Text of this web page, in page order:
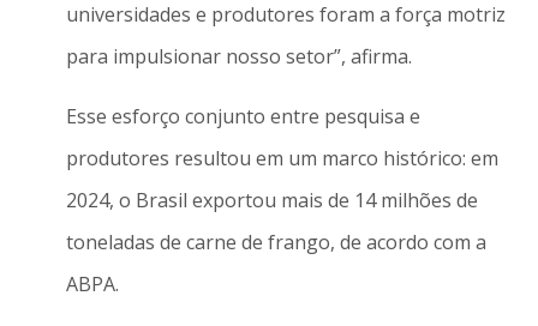
universidades e produtores foram a força motriz
para impulsionar nosso setor”, afirma.
Esse esforço conjunto entre pesquisa e
produtores resultou em um marco histórico: em
2024, o Brasil exportou mais de 14 milhões de
toneladas de carne de frango, de acordo com a
ABPA.